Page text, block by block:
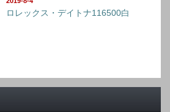
ロレックス・デイトナ116500白